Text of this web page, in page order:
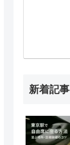
新着記事